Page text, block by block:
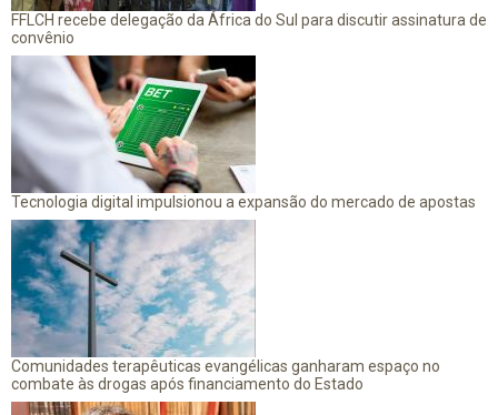
FFLCH recebe delegação da África do Sul para discutir assinatura de
convênio
Tecnologia digital impulsionou a expansão do mercado de apostas
Comunidades terapêuticas evangélicas ganharam espaço no
combate às drogas após financiamento do Estado